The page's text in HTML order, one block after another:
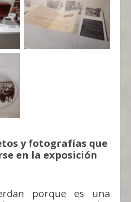
Einstein y la Ciencia
Aragonesa
y fotografías que
en la exposición
porque es una